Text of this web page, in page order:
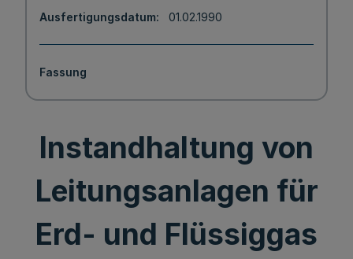
Ausfertigungsdatum 01.02.1990
Fassung
Instandhaltung von
Leitungsanlagen für
Erd- und Flüssiggas